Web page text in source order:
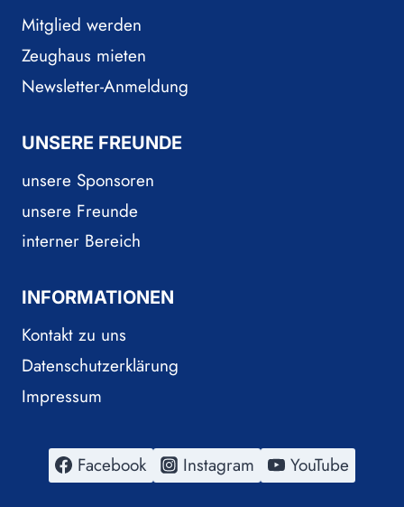
Mitglied werden
Zeughaus mieten
Newsletter-Anmeldung
UNSERE FREUNDE
unsere Sponsoren
unsere Freunde
interner Bereich
INFORMATIONEN
Kontakt zu uns
Datenschutzerklärung
Impressum
Facebook Instagram YouTube